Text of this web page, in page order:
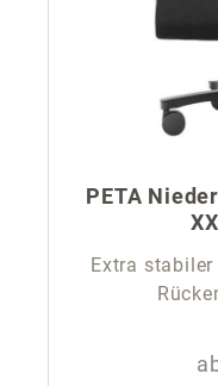
PETA
Extra